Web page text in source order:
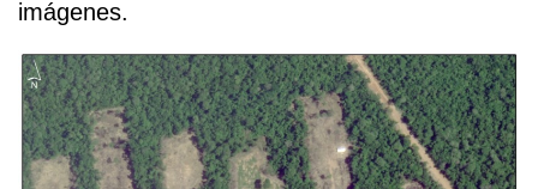
imágenes.